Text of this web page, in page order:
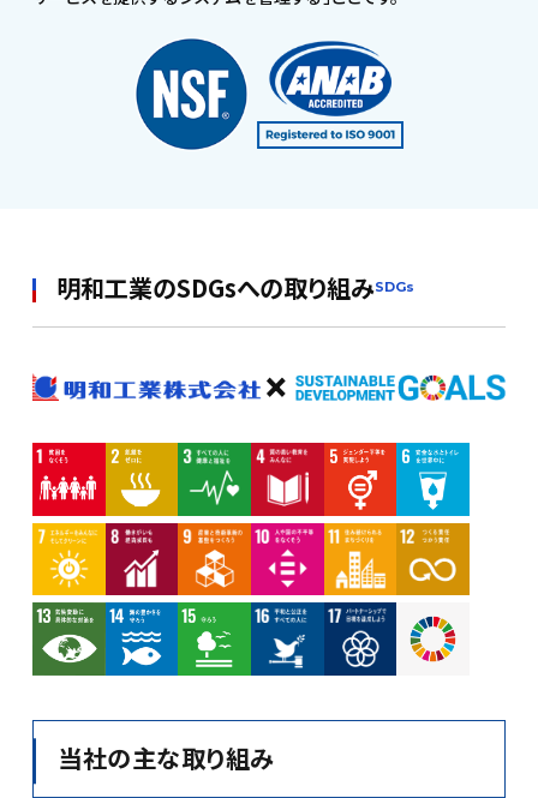
明和工業のSDGsへの取り組みSDGs
×
当社の主な取り組み